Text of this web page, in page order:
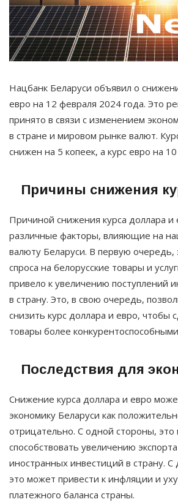
Нацбанк Беларуси объявил о
евро на 12 февраля 2024 года. Это
принято в связи с изменением
в стране и мировом рынке валют.
снижен на 5 копеек, а курс евро на 10
Причины снижения
Причиной снижения курса доллара и
различные факторы, влияющие на
валюту Беларуси. В первую
спроса на белорусские товары и
привело к увеличению поступлений
в страну. Это, в свою очередь,
снизить курс доллара и евро, чтобы
товары более
Последствия для
Снижение курса доллара и евро
экономику Беларуси как
отрицательно. С одной стороны, это
способствовать увеличению
иностранных инвестиций в страну. С
это может привести к инфляции и
платежного баланса страны.